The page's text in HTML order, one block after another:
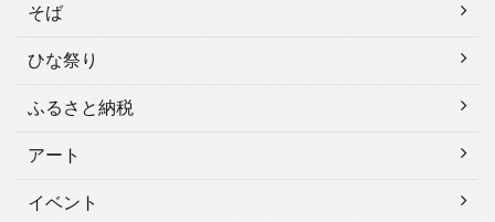
そば
ひな祭り
ふるさと納税
アート
イベント